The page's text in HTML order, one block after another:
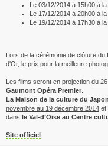
Le 03/12/2014 à 15h00 à
Le 17/12/2014 à 20h00 à
Le 19/12/2014 à 17h30 à
Lors de la cérémonie de clôture
d'Or, le prix pour la meilleure
Les films seront en projection du
Gaumont Opéra Premier
La Maison de la culture du
novembre au 19 décembre 2014 et
dans le Val-d’Oise au Centre
Site officiel